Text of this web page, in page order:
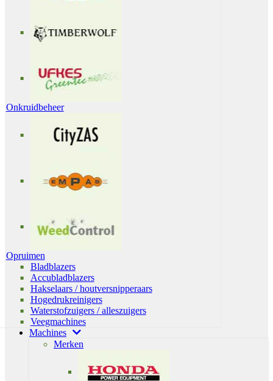
Onkruidbeheer
Opruimen
Bladblazers
Accubladblazers
Hakselaars / houtversnipperaars
Hogedrukreinigers
Waterstofzuigers / alleszuigers
Veegmachines
Machines
Merken